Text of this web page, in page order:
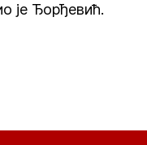
је Ђорђевић.